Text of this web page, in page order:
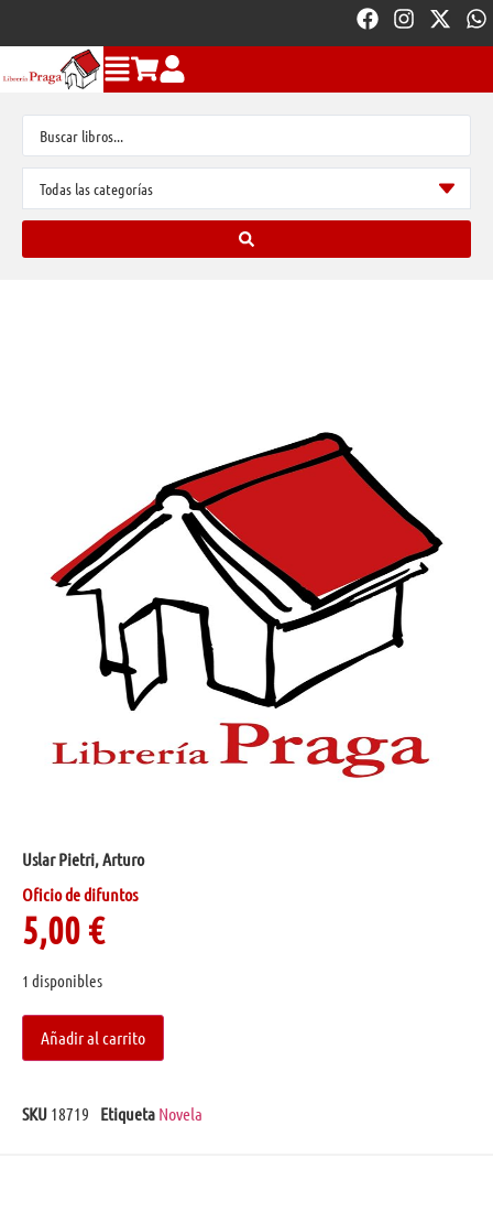
Uslar Pietri, Arturo
Oficio de difuntos
5,00€
1 disponibles
Añadir al carrito
SKU 18719 Etiqueta Novela